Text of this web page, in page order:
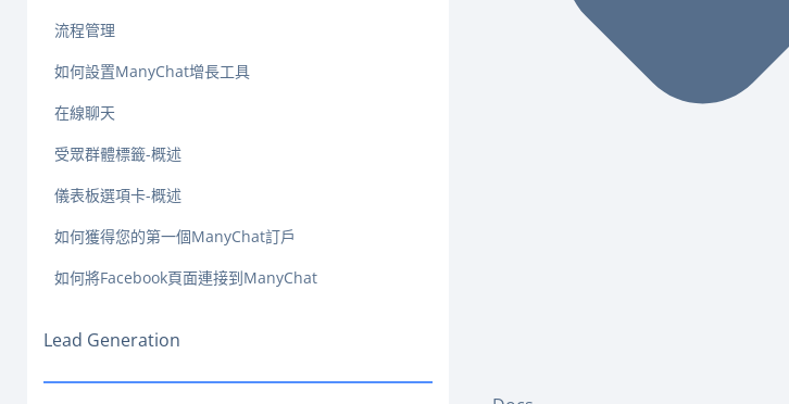
流程管理
如何設置ManyChat增長工具
在線聊天
受眾群體標籤-概述
儀表板選項卡-概述
如何獲得您的第一個ManyChat訂戶
如何將Facebook頁面連接到ManyChat
Lead Generation